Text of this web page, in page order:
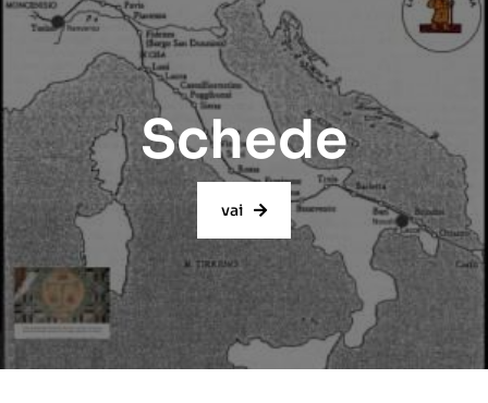
Schede
vai